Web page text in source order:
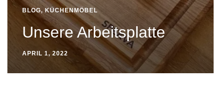
BLOG,KÜCHENMÖBEL
Unsere Arbeitsplatte
APRIL 1, 2022